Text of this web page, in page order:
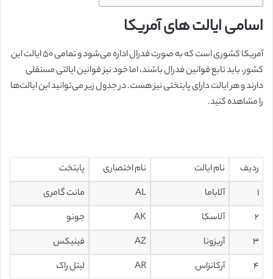
اسامی ایالت های آمریکا
آمریکا کشوری است که به صورت فدرال اداره می‌شود و تمامی ۵۰ ایالت این
کشور، باید تابع قوانین فدرال باشند، اما خود نیز قوانین ایالتی مستقلی
دارند و هر ایالت دارای پایتختی نیز هست. در جدول زیر می‌توانید این ایالت‌ها
را مشاهده کنید.
ردیف نام ایالت نام اختصاری
پایتخت
۱
آلاباما AL
مانت گامری
۲
آلاسکا AK
جونو
۳
آریزونا AZ
فینیکس
۴
آرکانزاس AR
لیتل راک